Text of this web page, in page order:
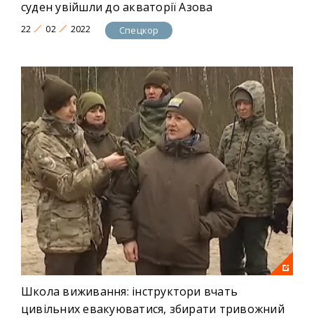
суден увійшли до акваторії Азова
22 02 2022 Спецкор
Школа виживання: інструктори вчать
цивільних евакуюватися, збирати тривожний